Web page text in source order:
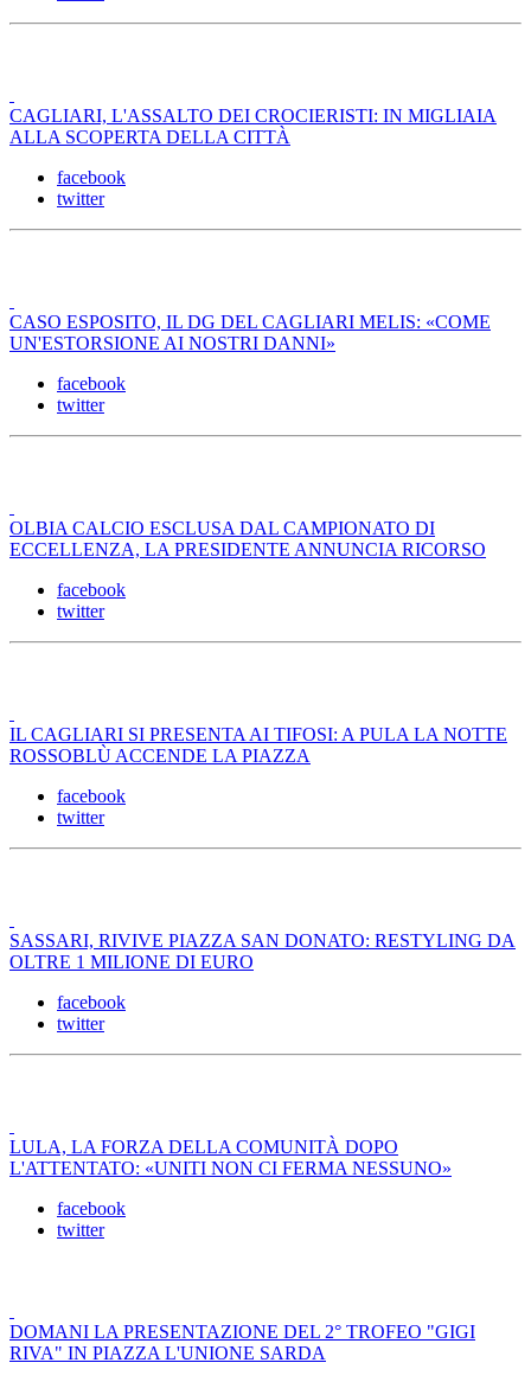
CAGLIARI, L'ASSALTO DEI CROCIERISTI: IN MIGLIAIA
ALLA SCOPERTA DELLA CITTÀ
facebook
twitter
CASO ESPOSITO, IL DG DEL CAGLIARI MELIS: «COME
UN'ESTORSIONE AI NOSTRI DANNI»
facebook
twitter
OLBIA CALCIO ESCLUSA DAL CAMPIONATO DI
ECCELLENZA, LA PRESIDENTE ANNUNCIA RICORSO
facebook
twitter
IL CAGLIARI SI PRESENTA AI TIFOSI: A PULA LA NOTTE
ROSSOBLÙ ACCENDE LA PIAZZA
facebook
twitter
SASSARI, RIVIVE PIAZZA SAN DONATO: RESTYLING DA
OLTRE 1 MILIONE DI EURO
facebook
twitter
LULA, LA FORZA DELLA COMUNITÀ DOPO
L'ATTENTATO: «UNITI NON CI FERMA NESSUNO»
facebook
twitter
DOMANI LA PRESENTAZIONE DEL 2° TROFEO "GIGI
RIVA" IN PIAZZA L'UNIONE SARDA